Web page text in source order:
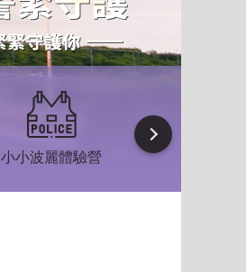
小小波麗體驗營
防空疏散避難